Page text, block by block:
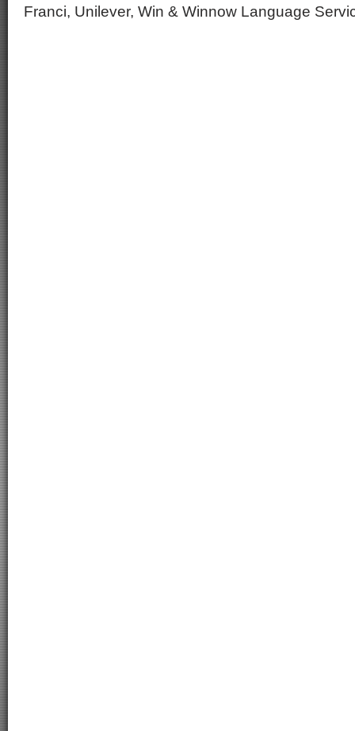
Franci, Unilever, Win & Winnow Language